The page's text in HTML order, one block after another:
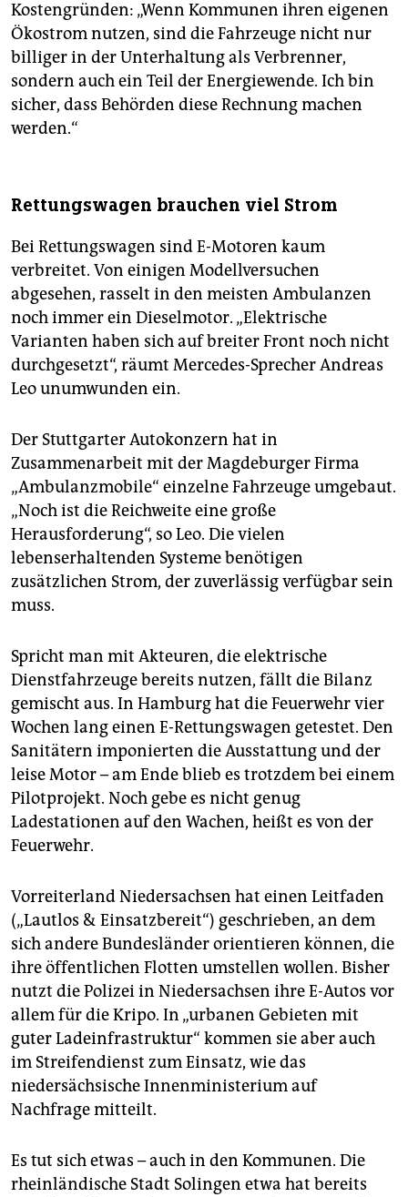
Kostengründen: „Wenn Kommunen ihren eigenen
Ökostrom nutzen, sind die Fahrzeuge nicht nur
billiger in der Unterhaltung als Verbrenner,
sondern auch ein Teil der Energiewende. Ich bin
sicher, dass Behörden diese Rechnung machen
werden.“
Rettungswagen brauchen viel Strom
Bei Rettungswagen sind E-Motoren kaum
verbreitet. Von einigen Modellversuchen
abgesehen, rasselt in den meisten Ambulanzen
noch immer ein Dieselmotor. „Elektrische
Varianten haben sich auf breiter Front noch nicht
durchgesetzt“, räumt Mercedes-Sprecher Andreas
Leo unumwunden ein.
Der Stuttgarter Autokonzern hat in
Zusammenarbeit mit der Magdeburger Firma
„Ambulanzmobile“ einzelne Fahrzeuge umgebaut.
„Noch ist die Reichweite eine große
Herausforderung“, so Leo. Die vielen
lebenserhaltenden Systeme benötigen
zusätzlichen Strom, der zuverlässig verfügbar sein
muss.
Spricht man mit Akteuren, die elektrische
Dienstfahrzeuge bereits nutzen, fällt die Bilanz
gemischt aus. In Hamburg hat die Feuerwehr vier
Wochen lang einen E-Rettungswagen getestet. Den
Sanitätern imponierten die Ausstattung und der
leise Motor – am Ende blieb es trotzdem bei einem
Pilotprojekt. Noch gebe es nicht genug
Ladestationen auf den Wachen, heißt es von der
Feuerwehr.
Vorreiterland Niedersachsen hat einen Leitfaden
(„Lautlos & Einsatzbereit“) geschrieben, an dem
sich andere Bundesländer orientieren können, die
ihre öffentlichen Flotten umstellen wollen. Bisher
nutzt die Polizei in Niedersachsen ihre E-Autos vor
allem für die Kripo. In „urbanen Gebieten mit
guter Ladeinfrastruktur“ kommen sie aber auch
im Streifendienst zum Einsatz, wie das
niedersächsische Innenministerium auf
Nachfrage mitteilt.
Es tut sich etwas – auch in den Kommunen. Die
rheinländische Stadt Solingen etwa hat bereits